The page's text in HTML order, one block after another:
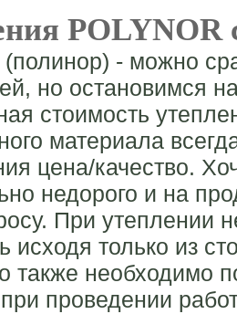
POLYNOR
(полинор) - можно
но остановимся
стоимость
материала
цена/качество.
недорого и на
При утеплении
исходя только из
также необходимо
при проведении